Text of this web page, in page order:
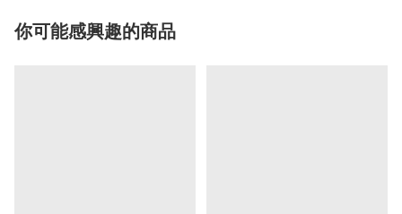
你可能感興趣的商品